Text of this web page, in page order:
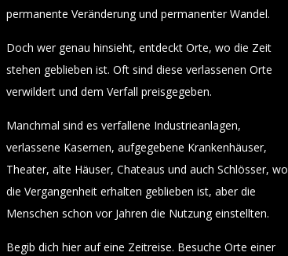
permanente Veränderung und permanenter Wandel.
Doch wer genau hinsieht, entdeckt Orte, wo die Zeit
stehen geblieben ist. Oft sind diese verlassenen Orte
verwildert und dem Verfall preisgegeben.
Manchmal sind es verfallene Industrieanlagen,
verlassene Kasernen, aufgegebene Krankenhäuser,
Theater, alte Häuser, Chateaus und auch Schlösser, wo
die Vergangenheit erhalten geblieben ist, aber die
Menschen schon vor Jahren die Nutzung einstellten.
Begib dich hier auf eine Zeitreise. Besuche Orte einer